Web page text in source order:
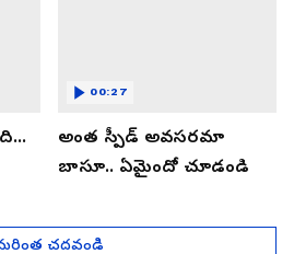
అంత స్పీడ్ అవసరమా
బాసూ.. ఏమైందో చూడండి
00:27
చదవండి